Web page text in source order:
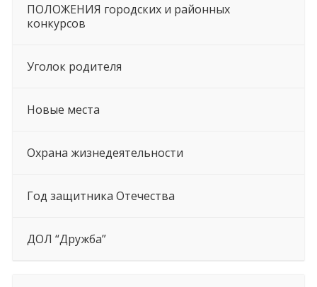
ПОЛОЖЕНИЯ городских и районных
конкурсов
Уголок родителя
Новые места
Охрана жизнедеятельности
Год защитника Отечества
ДОЛ “Дружба”